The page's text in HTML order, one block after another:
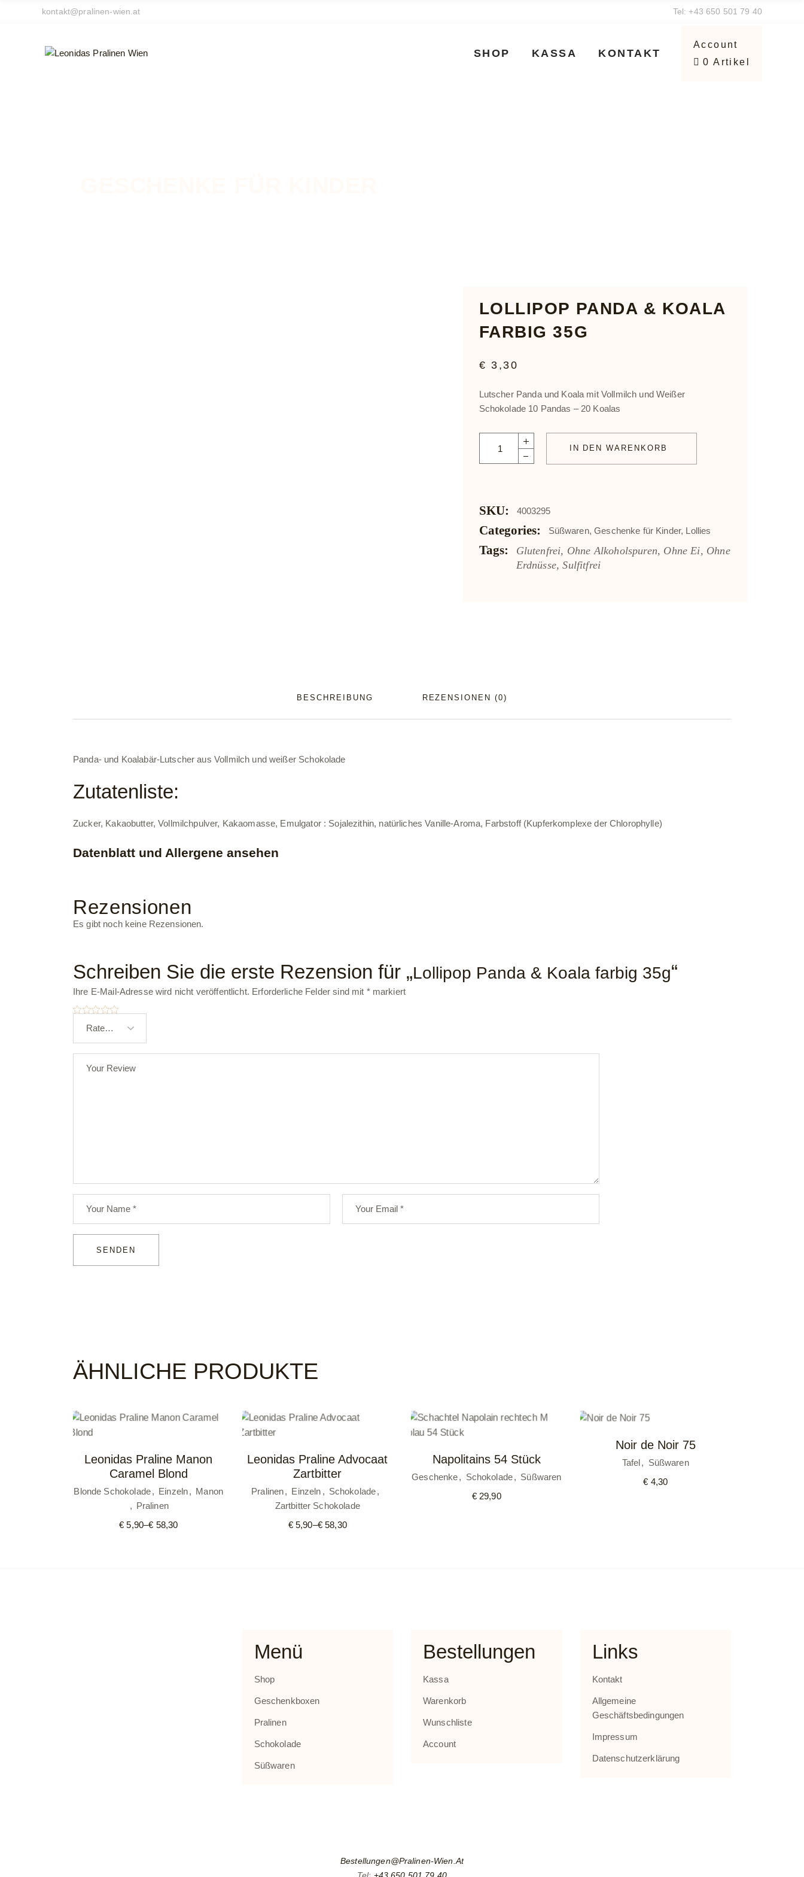
kontakt@pralinen-wien.at Tel:+43 650 501 79 40
SHOP
Manon
Tafel
Kundengeschenke
KASSA KONTAKT
Account
0 Artikel
Ballotin Bestseller
Tafel
Warenkorb
LOLLIPOP PANDA & KOALA
FARBIG 35G
€ 3,30
Lutscher Panda und Koala mit Vollmilch und Weißer
Schokolade 10 Pandas – 20 Koalas
Lollipop Panda & Koala farbig 35g quantity
IN DEN WARENKORB
SKU: 4003295
Categories: Süßwaren,Geschenke für Kinder, Lollies
Tags: Glutenfrei, Ohne Alkoholspuren, Ohne Ei, Ohne
Erdnüsse,Sulfitfrei
BESCHREIBUNG REZENSIONEN (0)
Panda- und Koalabär-Lutscher aus Vollmilch und weißer Schokolade
Zutatenliste:
Zucker, Kakaobutter, Vollmilchpulver, Kakaomasse, Emulgator : Sojalezithin, natürliches Vanille-Aroma, Farbstoff (Kupferkomplexe der Chlorophylle)
Datenblatt und Allergene ansehen
Rezensionen
Es gibt noch keine Rezensionen.
Schreiben Sie die erste Rezension für „Lollipop Panda & Koala farbig 35g“
Ihre E-Mail-Adresse wird nicht veröffentlicht. Erforderliche Felder sind mit *markiert
SENDEN
ÄHNLICHE PRODUKTE
Leonidas Praline Manon
Caramel Blond
Blonde Schokolade Einzeln
Manon
Pralinen
€ 5,90–€ 58,30
Preisspanne:
Leonidas Praline Advocaat
Zartbitter
Pralinen Einzeln
Schokolade
Zartbitter Schokolade
€5,90–€58,30
Preisspanne:
Napolitains 54 Stück
Geschenke Schokolade
Süßwaren
€29,90
Noir de Noir 75
Tafel
Süßwaren
€ 4,30
Menü
Shop
Geschenkboxen
Pralinen
Schokolade
Süßwaren
Bestellungen
Kassa
Warenkorb
Wunschliste
Account
Links
Kontakt
Allgemeine
Geschäftsbedingungen
Impressum
Datenschutzerklärung
Bestellungen@pralinen-Wien.at
Tel: +43 650 501 79 40